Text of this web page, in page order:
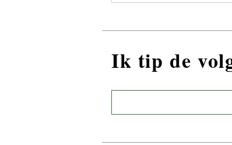
Ik tip de